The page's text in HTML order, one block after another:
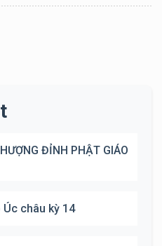
ĐỈNH PHẬT GIÁO
Úc châu kỳ 14